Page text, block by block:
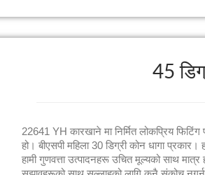
45
22641 YH कारखाने मा निर्मित लोकप्रिय
हो। बीएसपी महिला 30 डिग्री कोन धागा
हामी गुणवत्ता उत्पादनहरू उचित मूल्यको साथ मात्र